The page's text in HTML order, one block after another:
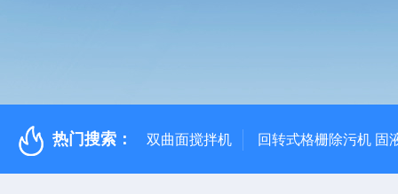
热门搜索： 双曲面搅拌机 回转式格栅除污机 固